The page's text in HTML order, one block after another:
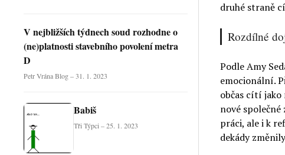
V nejbližších týdnech soud rozhodne o
(ne)platnosti stavebního povolení metra
D
Petr Vrána Blog – 31. 1. 2023
Babiš
Tři Týpci – 25. 1. 2023
druhé straně
Rozdílné
Podle Amy
emocionální.
občas cítí jako
nové
práci, ale i k
dekády